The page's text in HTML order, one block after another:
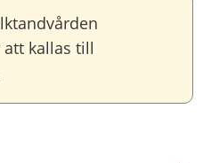
kallas till